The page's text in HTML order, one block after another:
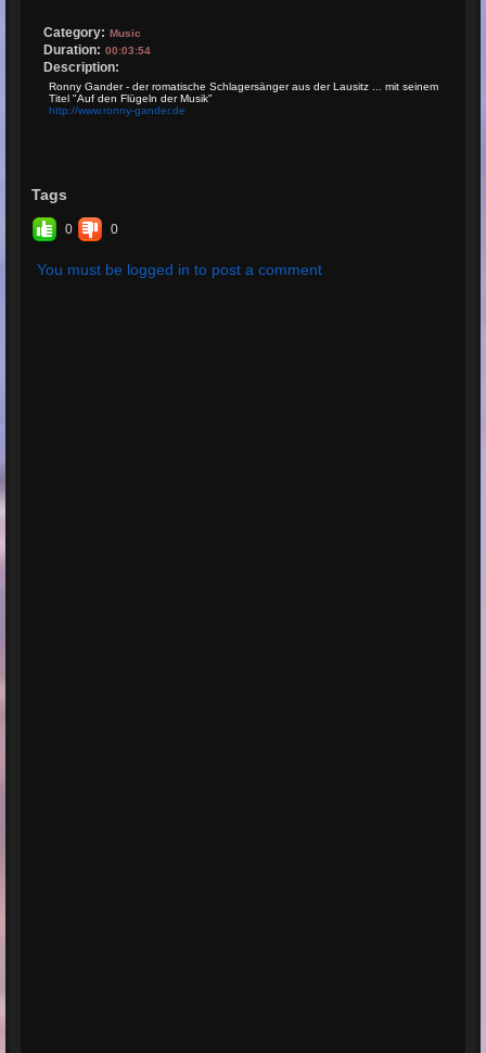
Category: Music
Duration: 00:03:54
Description:
Ronny Gander - der romatische Schlagersänger aus der Lausitz ... mit seinem
Titel "Auf den Flügeln der Musik"
http://www.ronny-gander.de
Tags
0 0
You must be logged in to post a comment